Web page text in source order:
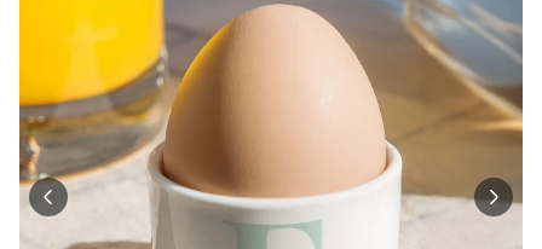
Personalisierbar
Personalisierbarer Bierkrug
mit Logo und Gesicht
über 68.600
mal gekauft
39,99 €
Personalisierbar
Personalisierbarer Pullover
mit deiner Zeichnung vorne
und hinten